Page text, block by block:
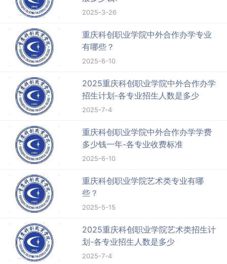
2025-3-26
重庆科创职业学院中外合作办学专业
有哪些？
2025-6-10
2025重庆科创职业学院中外合作办学
招生计划-各专业招生人数是多少
2025-7-4
重庆科创职业学院中外合作办学学费
多少钱一年-各专业收费标准
2025-6-10
重庆科创职业学院艺术类专业有哪
些？
2025-5-15
2025重庆科创职业学院艺术类招生计
划-各专业招生人数是多少
2025-7-4